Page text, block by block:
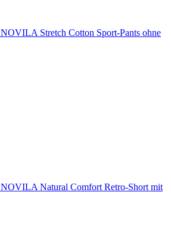
NOVILA Stretch Cotton Sport-Pants ohne
NOVILA Natural Comfort Retro-Short mit